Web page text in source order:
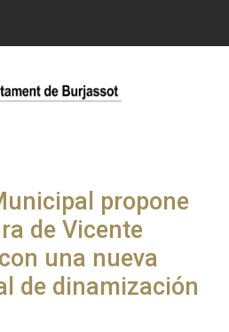
propone
de Vicente
una nueva
de dinamización